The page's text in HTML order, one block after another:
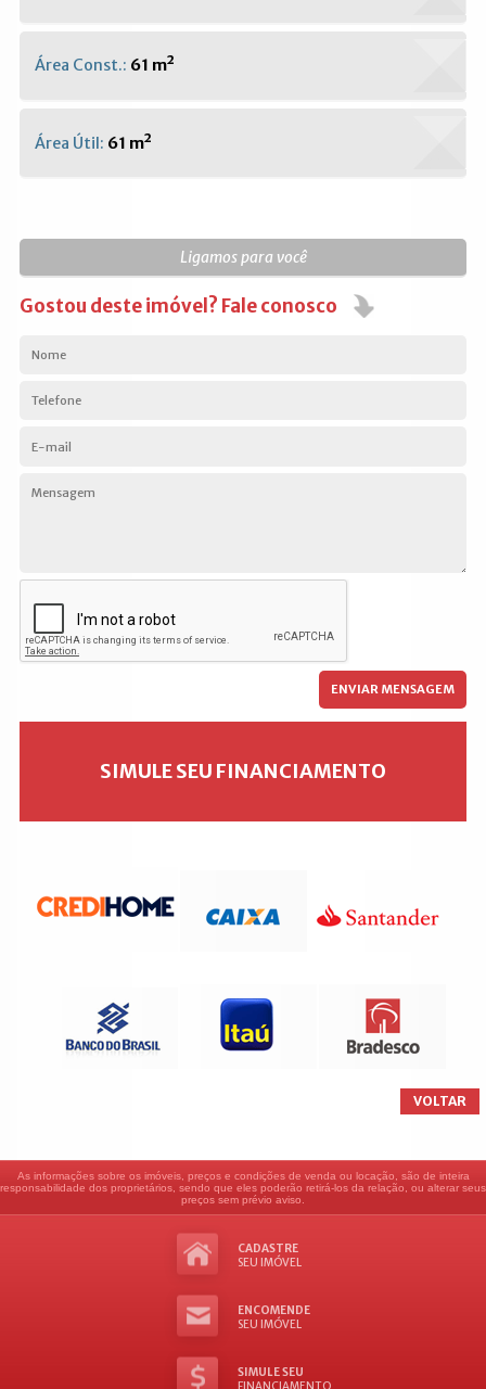
Área Const.: 61 m²
Área Útil: 61 m²
Ligamos para você
Gostou deste imóvel? Fale conosco
SIMULE SEU FINANCIAMENTO
VOLTAR
As informações sobre os imóveis, preços e condições de venda ou locação, são de inteira
responsabilidade dos proprietários, sendo que eles poderão retirá-los da relação, ou alterar seus
preços sem prévio aviso.
CADASTRE
SEU IMÓVEL
ENCOMENDE
SEU IMÓVEL
SIMULE SEU